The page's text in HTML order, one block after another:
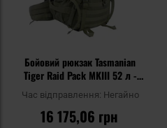
Бойовий рюкзак Tasmanian
Tiger Raid Pack MKIII 52 л -
Час відправлення: Негайно
16 175,06 грн